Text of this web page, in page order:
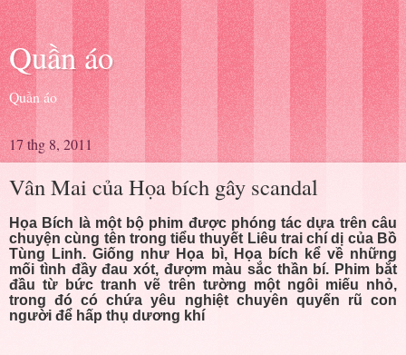
Quần áo
Quần áo
17 thg 8, 2011
Vân Mai của Họa bích gây scandal
Họa Bích là một bộ phim được phóng tác dựa trên câu
chuyện cùng tên trong tiểu thuyết Liêu trai chí dị của Bồ
Tùng Linh. Giống như Họa bì, Họa bích kể về những
mối tình đầy đau xót, đượm màu sắc thần bí. Phim bắt
đầu từ bức tranh vẽ trên tường một ngôi miếu nhỏ,
trong đó có chứa yêu nghiệt chuyên quyến rũ con
người để hấp thụ dương khí